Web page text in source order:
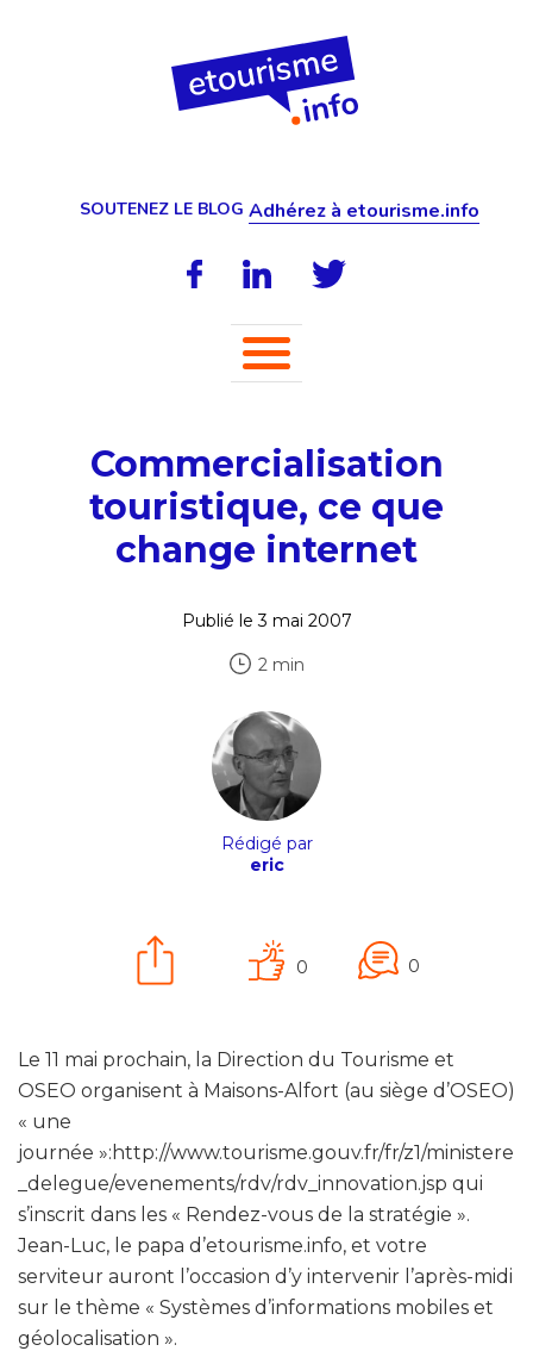
SOUTENEZ LE BLOG Adhérez à etourisme.info
Commercialisation
touristique, ce que
change internet
Publié le 3 mai 2007
2 min
Rédigé par
eric
0 0
Le 11 mai prochain, la Direction du Tourisme et
OSEO organisent à Maisons-Alfort (au siège d’OSEO)
« une
journée »:http://www.tourisme.gouv.fr/fr/z1/ministere
_delegue/evenements/rdv/rdv_innovation.jsp qui
s’inscrit dans les « Rendez-vous de la stratégie ».
Jean-Luc, le papa d’etourisme.info, et votre
serviteur auront l’occasion d’y intervenir l’après-midi
sur le thème « Systèmes d’informations mobiles et
géolocalisation ».